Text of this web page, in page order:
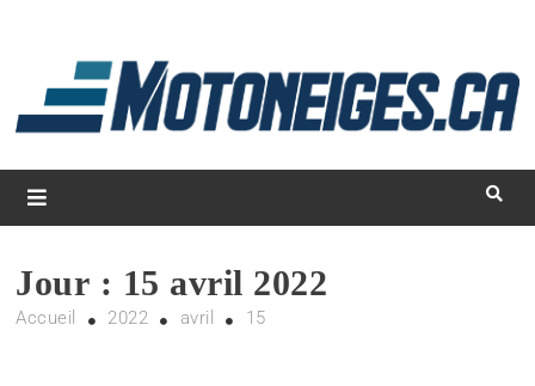
Magazine Motoneiges.ca
Jour : 15 avril 2022
Accueil 2022 avril 15